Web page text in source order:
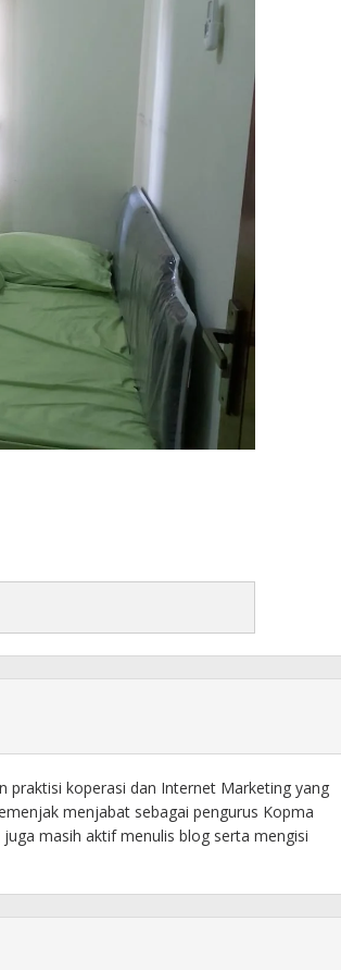
praktisi koperasi dan Internet Marketing yang
menjabat sebagai pengurus Kopma
masih aktif menulis blog serta mengisi